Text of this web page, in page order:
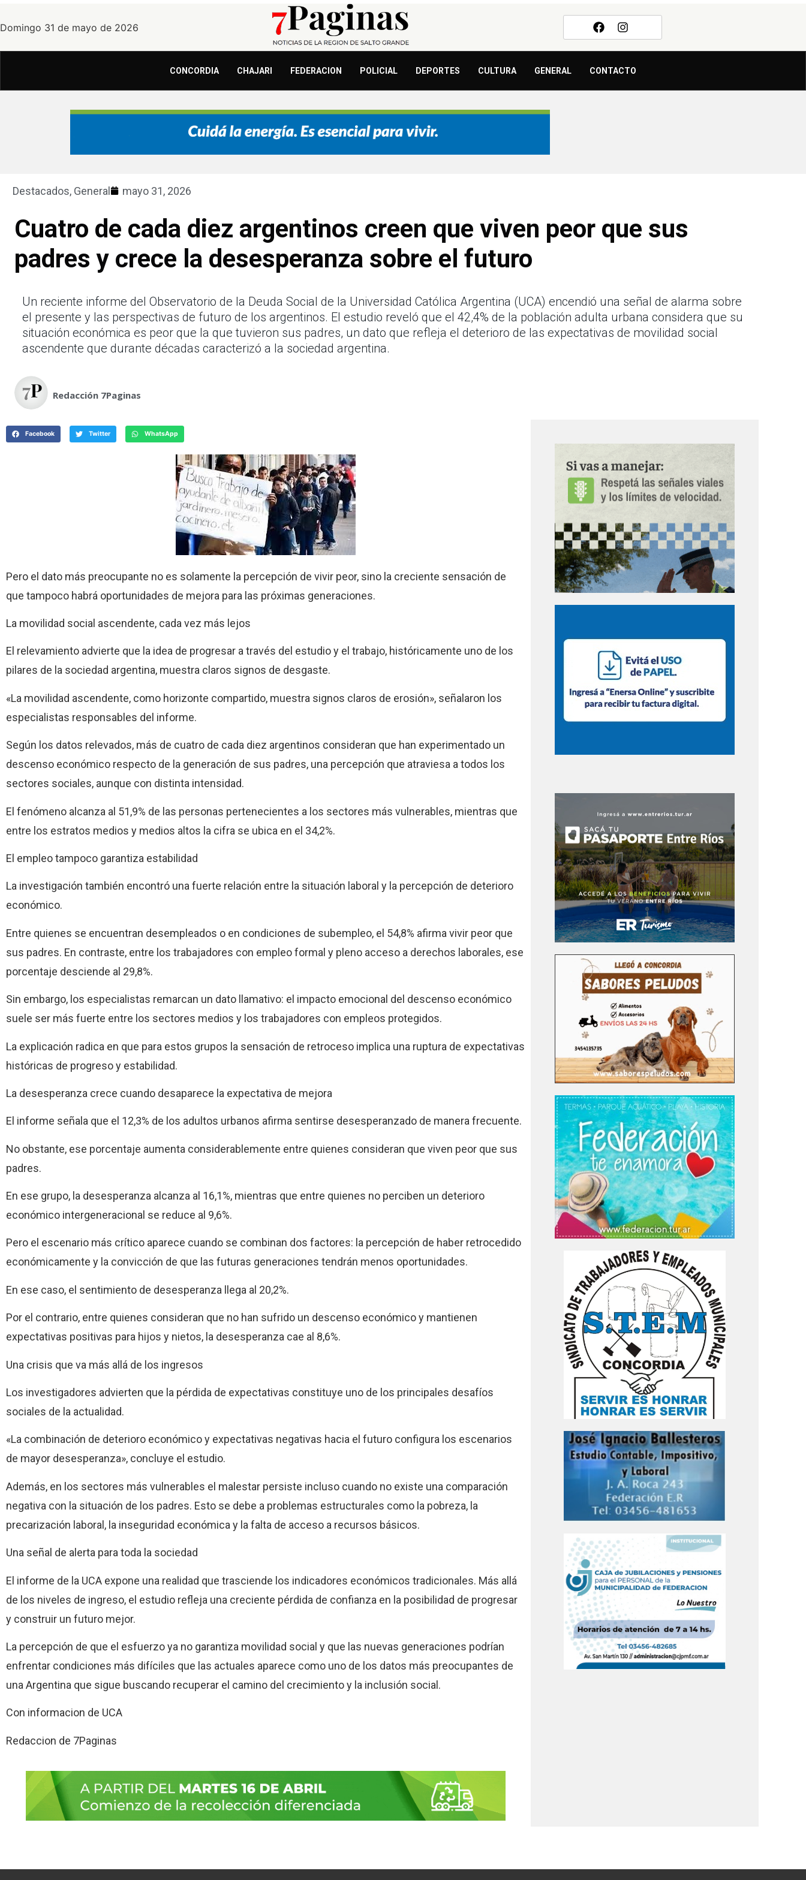
Domingo 31 de mayo de 2026
CONCORDIA CHAJARI FEDERACION POLICIAL DEPORTES CULTURA GENERAL CONTACTO
Destacados, General mayo 31, 2026
Cuatro de cada diez argentinos creen que viven peor que sus
padres y crece la desesperanza sobre el futuro
Un reciente informe del Observatorio de la Deuda Social de la Universidad Católica Argentina (UCA) encendió una señal de alarma sobre
el presente y las perspectivas de futuro de los argentinos. El estudio reveló que el 42,4% de la población adulta urbana considera que su
situación económica es peor que la que tuvieron sus padres, un dato que refleja el deterioro de las expectativas de movilidad social
ascendente que durante décadas caracterizó a la sociedad argentina.
Redacción 7Paginas
Facebook Twitter WhatsApp
Pero el dato más preocupante no es solamente la percepción de vivir peor, sino la creciente sensación de
que tampoco habrá oportunidades de mejora para las próximas generaciones.
La movilidad social ascendente, cada vez más lejos
El relevamiento advierte que la idea de progresar a través del estudio y el trabajo, históricamente uno de los
pilares de la sociedad argentina, muestra claros signos de desgaste.
«La movilidad ascendente, como horizonte compartido, muestra signos claros de erosión», señalaron los
especialistas responsables del informe.
Según los datos relevados, más de cuatro de cada diez argentinos consideran que han experimentado un
descenso económico respecto de la generación de sus padres, una percepción que atraviesa a todos los
sectores sociales, aunque con distinta intensidad.
El fenómeno alcanza al 51,9% de las personas pertenecientes a los sectores más vulnerables, mientras que
entre los estratos medios y medios altos la cifra se ubica en el 34,2%.
El empleo tampoco garantiza estabilidad
La investigación también encontró una fuerte relación entre la situación laboral y la percepción de deterioro
económico.
Entre quienes se encuentran desempleados o en condiciones de subempleo, el 54,8% afirma vivir peor que
sus padres. En contraste, entre los trabajadores con empleo formal y pleno acceso a derechos laborales, ese
porcentaje desciende al 29,8%.
Sin embargo, los especialistas remarcan un dato llamativo: el impacto emocional del descenso económico
suele ser más fuerte entre los sectores medios y los trabajadores con empleos protegidos.
La explicación radica en que para estos grupos la sensación de retroceso implica una ruptura de expectativas
históricas de progreso y estabilidad.
La desesperanza crece cuando desaparece la expectativa de mejora
El informe señala que el 12,3% de los adultos urbanos afirma sentirse desesperanzado de manera frecuente.
No obstante, ese porcentaje aumenta considerablemente entre quienes consideran que viven peor que sus
padres.
En ese grupo, la desesperanza alcanza al 16,1%, mientras que entre quienes no perciben un deterioro
económico intergeneracional se reduce al 9,6%.
Pero el escenario más crítico aparece cuando se combinan dos factores: la percepción de haber retrocedido
económicamente y la convicción de que las futuras generaciones tendrán menos oportunidades.
En ese caso, el sentimiento de desesperanza llega al 20,2%.
Por el contrario, entre quienes consideran que no han sufrido un descenso económico y mantienen
expectativas positivas para hijos y nietos, la desesperanza cae al 8,6%.
Una crisis que va más allá de los ingresos
Los investigadores advierten que la pérdida de expectativas constituye uno de los principales desafíos
sociales de la actualidad.
«La combinación de deterioro económico y expectativas negativas hacia el futuro configura los escenarios
de mayor desesperanza», concluye el estudio.
Además, en los sectores más vulnerables el malestar persiste incluso cuando no existe una comparación
negativa con la situación de los padres. Esto se debe a problemas estructurales como la pobreza, la
precarización laboral, la inseguridad económica y la falta de acceso a recursos básicos.
Una señal de alerta para toda la sociedad
El informe de la UCA expone una realidad que trasciende los indicadores económicos tradicionales. Más allá
de los niveles de ingreso, el estudio refleja una creciente pérdida de confianza en la posibilidad de progresar
y construir un futuro mejor.
La percepción de que el esfuerzo ya no garantiza movilidad social y que las nuevas generaciones podrían
enfrentar condiciones más difíciles que las actuales aparece como uno de los datos más preocupantes de
una Argentina que sigue buscando recuperar el camino del crecimiento y la inclusión social.
Con informacion de UCA
Redaccion de 7Paginas